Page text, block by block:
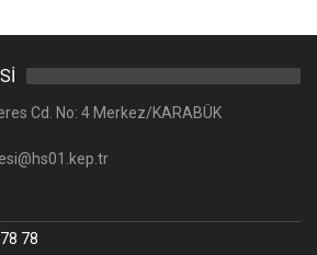
Cd. No: 4 Merkez/KARABÜK
78